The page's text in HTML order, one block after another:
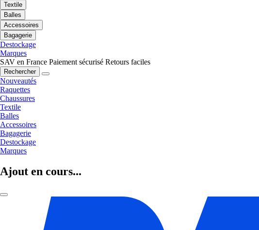
Textile
Balles
Accessoires
Bagagerie
Destockage
Marques
SAV en France Paiement sécurisé Retours faciles
Rechercher
Nouveautés
Raquettes
Chaussures
Textile
Balles
Accessoires
Bagagerie
Destockage
Marques
Ajout en cours...